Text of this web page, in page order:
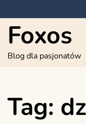
to
content
Foxos
Blog dla pasjonatów
Tag: